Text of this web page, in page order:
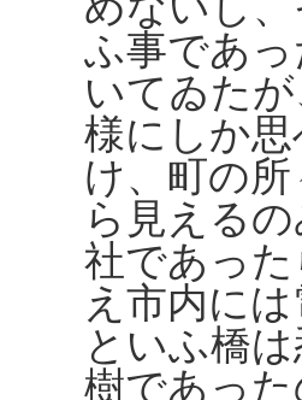
ふ事であ
いてゐた
様にしか
け、町の
ら見える
社であっ
え市内に
といふ橋
樹であっ